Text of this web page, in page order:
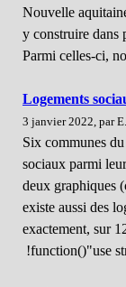
Nouvelle
y construire dans
Parmi celles-ci,
Logements
3 janvier 2022, par
Six communes
sociaux parmi
deux graphiques
existe aussi des
exactement, sur
!function()"use